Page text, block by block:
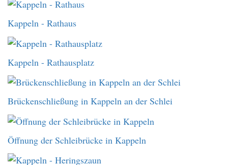
Kappeln - Rathaus
Kappeln - Rathausplatz
Brückenschließung in Kappeln an der Schlei
Öffnung der Schleibrücke in Kappeln